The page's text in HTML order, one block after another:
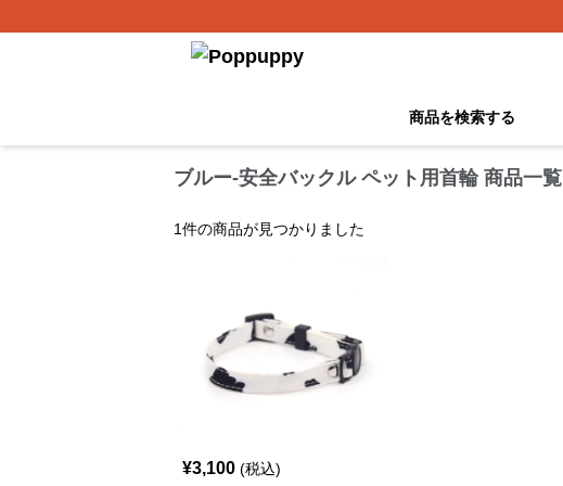
商品を検索する
ブルー-安全バックル ペット用首輪 商品一覧
1件の商品が見つかりました
¥3,100 (税込)